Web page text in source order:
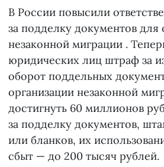
В России повысили
за подделку документов для
незаконной миграции .
юридических лиц штраф за
оборот поддельных
организации незаконной
достигнуть 60 миллионов
за подделку документов,
или бланков, их
сбыт — до 200 тысяч рублей.